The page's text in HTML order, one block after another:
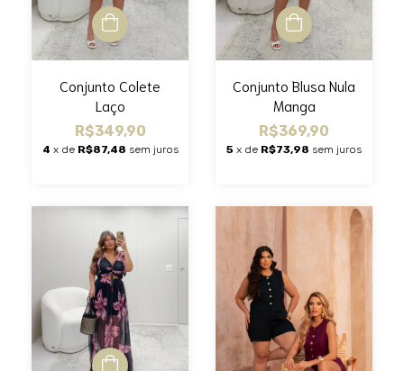
Conjunto Colete
Laço
R$349,90
4 x de R$87,48 sem juros
Conjunto Blusa Nula
Manga
R$369,90
5 x de R$73,98 sem juros